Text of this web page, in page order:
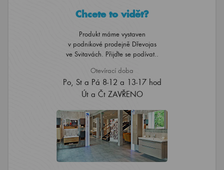
Chcete to vidět?
Produkt máme vystaven
v podnikové prodejně Dřevojas
ve Svitavách. Přijďte se podívat..
Otevírací doba
Po, St a Pá 8-12 a 13-17 hod
Út a Čt ZAVŘENO